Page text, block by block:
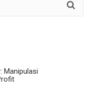
Manipulasi